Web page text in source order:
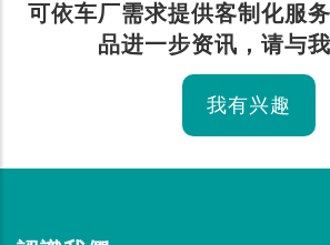
可依车厂需求提供客制化服
品进一步资讯，请与
我有兴趣